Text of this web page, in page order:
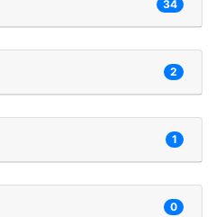
34
2
1
0